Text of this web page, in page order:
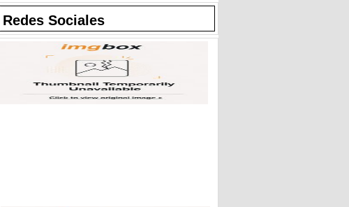
Redes Sociales